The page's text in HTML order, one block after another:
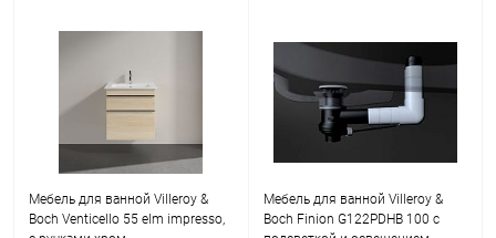
Мебель для ванной Villeroy &
Boch Venticello 55 elm impresso,
Мебель для ванной Villeroy &
Boch Finion G122PDHB 100 с